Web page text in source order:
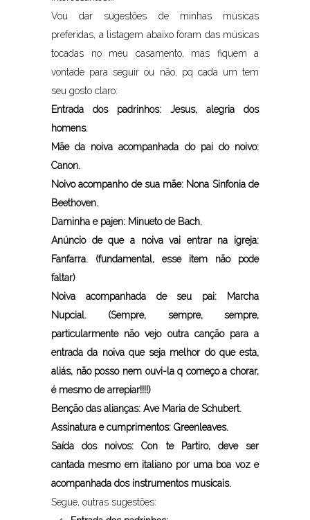
Vou dar sugestões de minhas músicas
preferidas, a listagem abaixo foram das músicas
tocadas no meu casamento, mas fiquem a
vontade para seguir ou não, pq cada um tem
seu gosto claro:
Entrada dos padrinhos: Jesus, alegria dos
homens.
Mãe da noiva acompanhada do pai do noivo:
Canon.
Noivo acompanho de sua mãe: Nona Sinfonia de
Beethoven.
Daminha e pajen: Minueto de Bach.
Anúncio de que a noiva vai entrar na igreja:
Fanfarra. (fundamental, esse item não pode
faltar)
Noiva acompanhada de seu pai: Marcha
Nupcial. (Sempre, sempre, sempre,
particularmente não vejo outra canção para a
entrada da noiva que seja melhor do que esta,
aliás, não posso nem ouvi-la q começo a chorar,
é mesmo de arrepiar!!!!)
Benção das alianças: Ave Maria de Schubert.
Assinatura e cumprimentos: Greenleaves.
Saída dos noivos: Con te Partiro, deve ser
cantada mesmo em italiano por uma boa voz e
acompanhada dos instrumentos musicais.
Segue, outras sugestões: